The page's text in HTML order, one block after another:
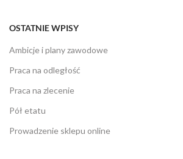
OSTATNIE WPISY
Ambicje i plany zawodowe
Praca na odległość
Praca na zlecenie
Pół etatu
Prowadzenie sklepu online